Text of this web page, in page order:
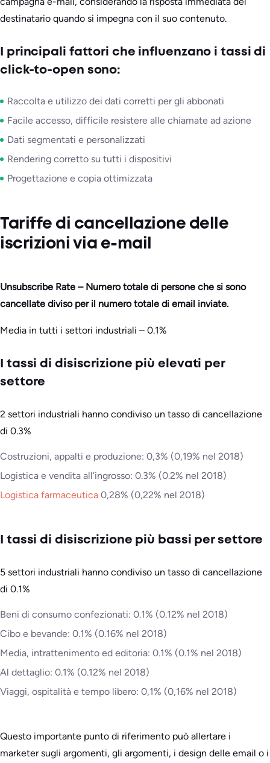
destinatario quando si impegna con il suo contenuto.
I principali fattori che influenzano i tassi di
click-to-open sono:
Raccolta e utilizzo dei dati corretti per gli abbonati
Facile accesso, difficile resistere alle chiamate ad azione
Dati segmentati e personalizzati
Rendering corretto su tutti i dispositivi
Progettazione e copia ottimizzata
Tariffe di cancellazione delle
iscrizioni via e-mail
Unsubscribe Rate – Numero totale di persone che si sono
cancellate diviso per il numero totale di email inviate.
Media in tutti i settori industriali – 0.1%
I tassi di disiscrizione più elevati per
settore
2 settori industriali hanno condiviso un tasso di cancellazione
di 0.3%
Costruzioni, appalti e produzione: 0,3% (0,19% nel 2018)
Logistica e vendita all’ingrosso: 0.3% (0.2% nel 2018)
Logistica farmaceutica 0,28% (0,22% nel 2018)
I tassi di disiscrizione più bassi per settore
5 settori industriali hanno condiviso un tasso di cancellazione
di 0.1%
Beni di consumo confezionati: 0.1% (0.12% nel 2018)
Cibo e bevande: 0.1% (0.16% nel 2018)
Media, intrattenimento ed editoria: 0.1% (0.1% nel 2018)
Al dettaglio: 0.1% (0.12% nel 2018)
Viaggi, ospitalità e tempo libero: 0,1% (0,16% nel 2018)
Questo importante punto di riferimento può allertare i
marketer sugli argomenti, gli argomenti, i design delle email o i